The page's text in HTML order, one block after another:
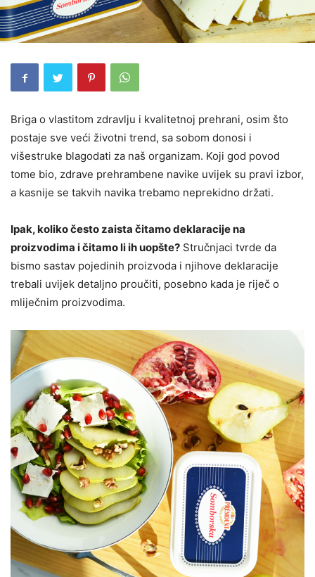
Briga o vlastitom zdravlju i kvalitetnoj prehrani, osim što
postaje sve veći životni trend, sa sobom donosi i
višestruke blagodati za naš organizam. Koji god povod
tome bio, zdrave prehrambene navike uvijek su pravi izbor,
a kasnije se takvih navika trebamo neprekidno držati.
Ipak, koliko često zaista čitamo deklaracije na
proizvodima i čitamo li ih uopšte? Stručnjaci tvrde da
bismo sastav pojedinih proizvoda i njihove deklaracije
trebali uvijek detaljno proučiti, posebno kada je riječ o
mliječnim proizvodima.